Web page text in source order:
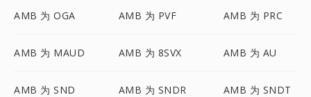
AMB 为 OGA AMB 为 PVF AMB 为 PRC
AMB 为 MAUD AMB 为 8SVX AMB 为 AU
AMB 为 SND AMB 为 SNDR AMB 为 SNDT